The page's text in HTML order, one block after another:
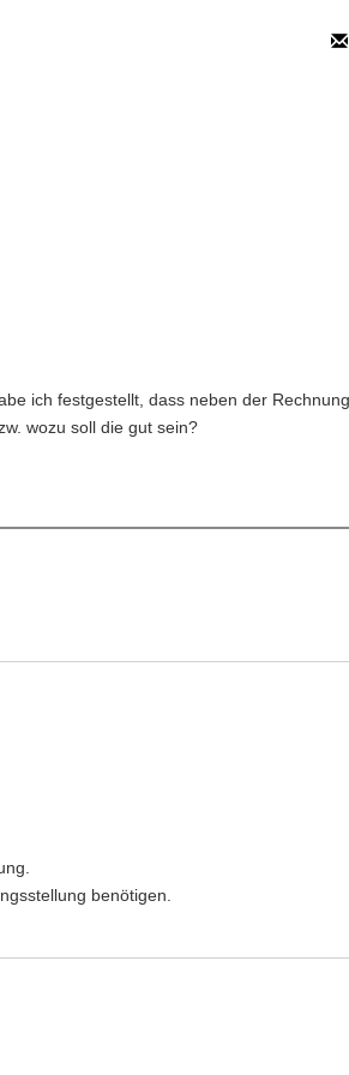
ich festgestellt, dass neben der
wozu soll die gut sein?
benötigen.